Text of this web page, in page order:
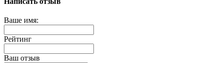
Ваше имя:
Рейтинг
Ваш отзыв